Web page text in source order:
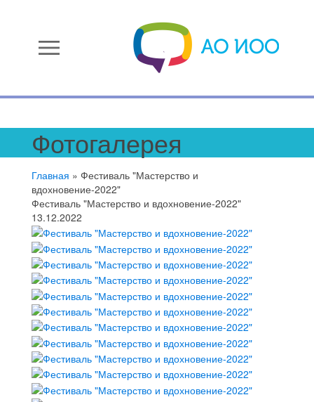
menu
Фотогалерея
Главная » Фестиваль "Мастерство и
вдохновение-2022"
Фестиваль "Мастерство и вдохновение-2022"
13.12.2022